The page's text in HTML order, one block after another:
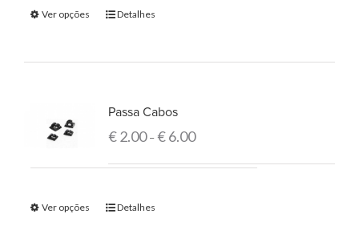
Ver opções Detalhes
Passa Cabos
€2.00–€6.00
Ver opções Detalhes